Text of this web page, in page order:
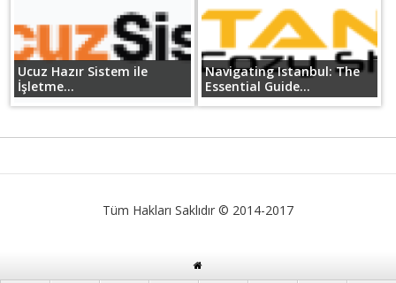
Ucuz Hazır Sistem ile
İşletme...
Navigating Istanbul: The
Essential Guide...
Tüm Hakları Saklıdır © 2014-2017